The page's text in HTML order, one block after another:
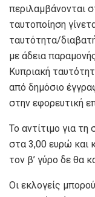
περιλαμβάνονται
ταυτοποίηση
ταυτότητα/
με άδεια
Κυπριακή
από δημόσιο
στην εφορευτική
Το αντίτιμο για
στα 3,00 ευρώ και
τον β’ γύρο δε θα
Οι εκλογείς